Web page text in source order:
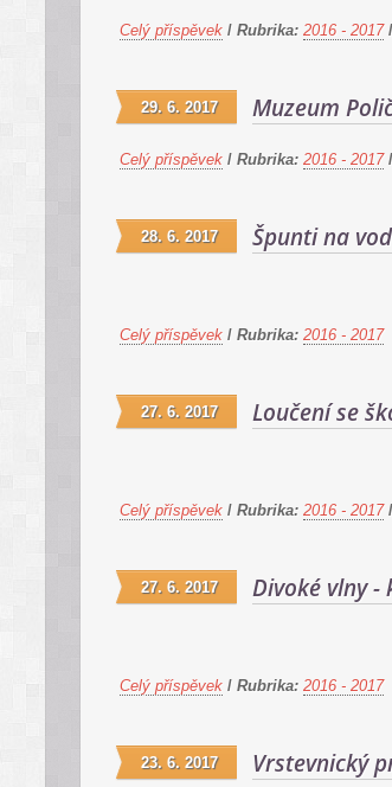
Celý příspěvek / Rubrika: 2016 - 2017 /
Muzeum
29. 6. 2017
Celý příspěvek / Rubrika: 2016 - 2017 /
Špunti na
28. 6. 2017
Celý příspěvek / Rubrika: 2016 - 2017
Loučení se
27. 6. 2017
Celý příspěvek / Rubrika: 2016 - 2017 /
Divoké vlny -
27. 6. 2017
Celý příspěvek / Rubrika: 2016 - 2017
Vrstevnický
23. 6. 2017